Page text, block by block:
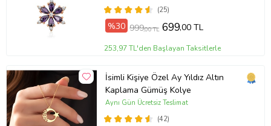
(25)
%30 999,00 TL 699,00 TL
253,97 TL'den Başlayan Taksitlerle
İsimli Kişiye Özel Ay Yıldız Altın
Kaplama Gümüş Kolye
(42)
Aynı Gün Ücretsiz Teslimat